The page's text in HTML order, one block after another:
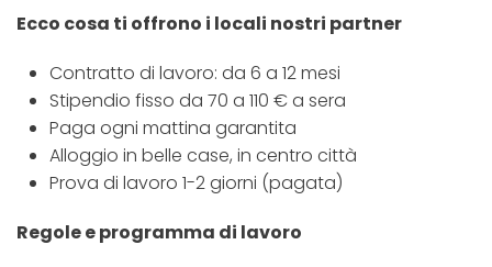
Ecco cosa ti offrono i locali nostri partner
Contratto di lavoro: da 6 a 12 mesi
Stipendio fisso da 70 a 110 € a sera
Paga ogni mattina garantita
Alloggio in belle case, in centro città
Prova di lavoro 1-2 giorni (pagata)
Regole e programma di lavoro